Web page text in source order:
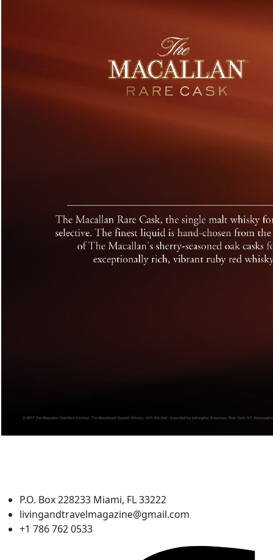
P.O. Box 228233 Miami, FL 33222
livingandtravelmagazine@gmail.com
+1 786 762 0533